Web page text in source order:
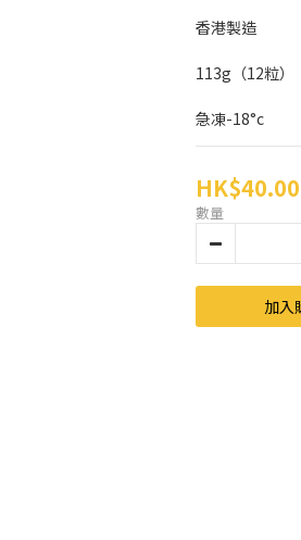
香港製造
113g（12粒）
急凍-18°c
HK$40.00
數量
加入